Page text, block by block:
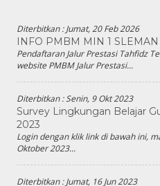
Diterbitkan :Jumat, 20 Feb 2026
INFO PMBM MIN 1
Pendaftaran Jalur Prestasi Tahfidz
website PMBM Jalur Prestasi...
Diterbitkan :Senin, 9 Okt 2023
Survey Lingkungan Belajar
2023
Login dengan klik link di bawah ini,
Oktober 2023...
Diterbitkan :Jumat, 16 Jun 2023